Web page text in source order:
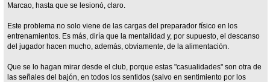
Marcao, hasta que se lesionó, claro.
Este problema no solo viene de las cargas del preparador físico en los
entrenamientos. Es más, diría que la mentalidad y, por supuesto, el descanso
del jugador hacen mucho, además, obviamente, de la alimentación.
Que se lo hagan mirar desde el club, porque estas "casualidades" son otra de
las señales del bajón, en todos los sentidos (salvo en sentimiento por los